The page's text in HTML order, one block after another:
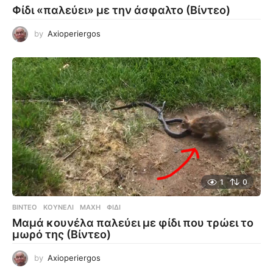
Φίδι «παλεύει» με την άσφαλτο (Βίντεο)
by Axioperiergos
1 0
ΒΊΝΤΕΟ ΚΟΥΝΈΛΙ ,ΜΆΧΗ ,ΦΊΔΙ
Μαμά κουνέλα παλεύει με φίδι που τρώει το
μωρό της (Βίντεο)
by Axioperiergos